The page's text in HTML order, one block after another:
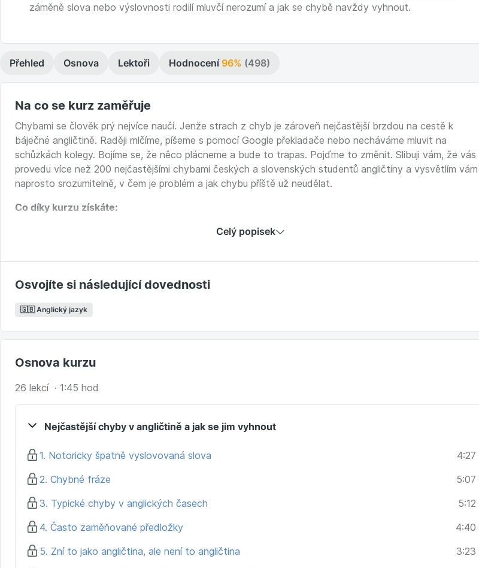
záměně slova nebo výslovnosti rodilí mluvčí nerozumí a jak se chybě navždy vyhnout.
Přehled Osnova Lektoři Hodnocení 96% (498)
Na co se kurz zaměřuje
Chybami se člověk prý nejvíce naučí. Jenže strach z chyb je zároveň nejčastější brzdou na cestě k
báječné angličtině. Raději mlčíme, píšeme s pomocí Google překladače nebo necháváme mluvit na
schůzkách kolegy. Bojíme se, že něco plácneme a bude to trapas. Pojďme to změnit. Slibuji vám, že vás
provedu více než 200 nejčastějšími chybami českých a slovenských studentů angličtiny a vysvětlím vám
naprosto srozumitelně, v čem je problém a jak chybu příště už neudělat.
Co díky kurzu získáte:
zkoncentrované know-how 200 nejčastějších chyb Čechů a Slováků,
odnaučíte se špatné fráze, které už téměř zlidověly,
jistotu a sebevědomí, protože nezaváháte tam, kde 90 % studentů pohoří
a možnost procvičování díky super e-booku a bonusové cvičebnici.
výslovnost, spelling, diakritiku,
konečné pochopení často zaměňovaných slov.
oceňují praktické fráze a slova, která skutečně použijí,
mají blok z mluvení nebo se zaseknou při psaní anglického textu,
se rádi učí v krátkých intervalech (lekci zvládnete i na záchodě nebo při čekání na autobus),
chtějí i po projetí kurzu ještě nové znalosti procvičovat.
Na konci tohoto kurzu budete znát chyby, které jste pravděpodobně nevědomky roky dělali, a hlavně to,
sebevědomím a jistotou!
Celý popisek
Osvojíte si následující dovednosti
🇬🇧 Anglický jazyk
Osnova kurzu
26 lekcí · 1:45 hod
Nejčastější chyby v angličtině a jak se jim vyhnout
1. Notoricky špatně vyslovovaná slova
4:27
2. Chybné fráze
5:07
3. Typické chyby v anglických časech
5:12
4. Často zaměňované předložky
4:40
5. Zní to jako angličtina, ale není to angličtina
3:23